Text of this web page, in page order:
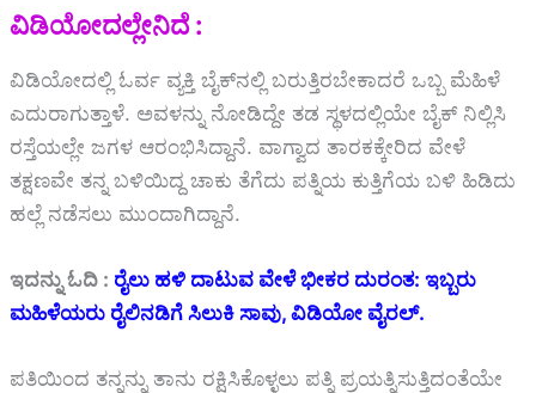
ವಿಡಿಯೋದಲ್ಲೇನಿದೆ :
ವಿಡಿಯೋದಲ್ಲಿ ಓರ್ವ ವ್ಯಕ್ತಿ ಬೈಕ್‌ನಲ್ಲಿ ಬರುತ್ತಿರಬೇಕಾದರೆ ಒಬ್ಬ ಮೆಹಿಳೆ
ಎದುರಾಗುತ್ತಾಳೆ. ಅವಳನ್ನು ನೋಡಿದ್ದೇ ತಡ ಸ್ಥಳದಲ್ಲಿಯೇ ಬೈಕ್‌ ನಿಲ್ಲಿಸಿ
ರಸ್ತೆಯಲ್ಲೇ ಜಗಳ ಆರಂಭಿಸಿದ್ದಾನೆ. ವಾಗ್ವಾದ ತಾರಕಕ್ಕೇರಿದ ವೇಳೆ
ತಕ್ಷಣವೇ ತನ್ನ ಬಳಿಯಿದ್ದ ಚಾಕು ತೆಗೆದು ಪತ್ನಿಯ ಕುತ್ತಿಗೆಯ ಬಳಿ ಹಿಡಿದು
ಹಲ್ಲೆ ನಡೆಸಲು ಮುಂದಾಗಿದ್ದಾನೆ.
ಇದನ್ನು ಓದಿ : ರೈಲು ಹಳಿ ದಾಟುವ ವೇಳೆ ಭೀಕರ ದುರಂತ: ಇಬ್ಬರು
ಮಹಿಳೆಯರು ರೈಲಿನಡಿಗೆ ಸಿಲುಕಿ ಸಾವು, ವಿಡಿಯೋ ವೈರಲ್.
ಪತಿಯಿಂದ ತನ್ನನ್ನು ತಾನು ರಕ್ಷಿಸಿಕೊಳ್ಳಲು ಪತ್ನಿ ಪ್ರಯತ್ನಿಸುತ್ತಿದಂತೆಯೇ